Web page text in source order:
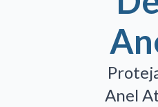
Anel